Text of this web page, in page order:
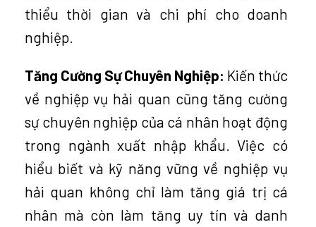
thiểu thời gian và chi phí cho doanh
nghiệp.
Tăng Cường Sự Chuyên Nghiệp: Kiến thức
về nghiệp vụ hải quan cũng tăng cường
sự chuyên nghiệp của cá nhân hoạt động
trong ngành xuất nhập khẩu. Việc có
hiểu biết và kỹ năng vững về nghiệp vụ
hải quan không chỉ làm tăng giá trị cá
nhân mà còn làm tăng uy tín và danh